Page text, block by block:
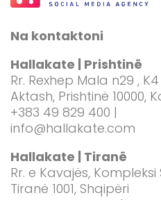
Na kontaktoni
Hallakate | Prishtinë
Rr. Rexhep Mala n29 , K4
Aktash, Prishtinë 10000,
+383 49 829 400 |
info@hallakate.com
Hallakate | Tiranë
Rr. e Kavajës, Kompleksi
Tiranë 1001, Shqipëri